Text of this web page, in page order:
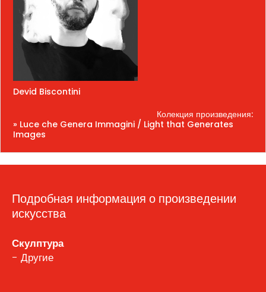
Devid Biscontini
Колекция произведения:
» Luce che Genera Immagini / Light that Generates
Images
Подробная информация о произведении
искусства
Скулптура
- Другие